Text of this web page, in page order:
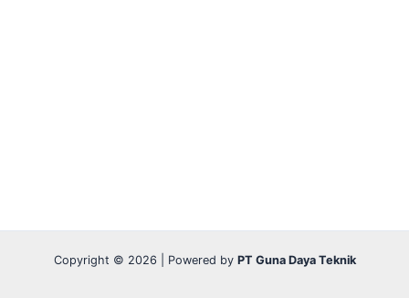
Copyright © 2026 | Powered by PT Guna Daya Teknik